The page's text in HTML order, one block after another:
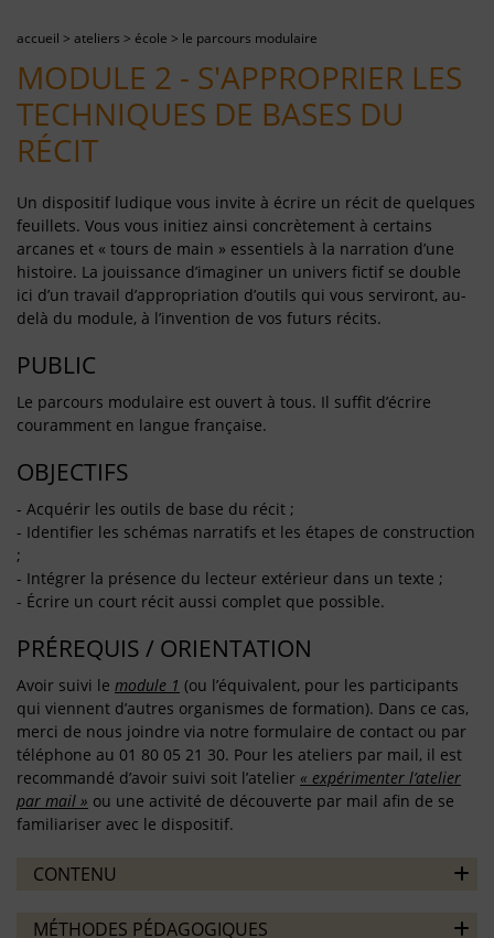
accueil > ateliers > école > le parcours modulaire
MODULE 2 - S'APPROPRIER LES
TECHNIQUES DE BASES DU
RÉCIT
Un dispositif ludique vous invite à écrire un récit de quelques
feuillets. Vous vous initiez ainsi concrètement à certains
arcanes et « tours de main » essentiels à la narration d’une
histoire. La jouissance d’imaginer un univers fictif se double
ici d’un travail d’appropriation d’outils qui vous serviront, au-
delà du module, à l’invention de vos futurs récits.
PUBLIC
Le parcours modulaire est ouvert à tous. Il suffit d’écrire
couramment en langue française.
OBJECTIFS
- Acquérir les outils de base du récit ;
- Identifier les schémas narratifs et les étapes de construction
;
- Intégrer la présence du lecteur extérieur dans un texte ;
- Écrire un court récit aussi complet que possible.
PRÉREQUIS / ORIENTATION
Avoir suivi le module 1 (ou l’équivalent, pour les participants
qui viennent d’autres organismes de formation). Dans ce cas,
merci de nous joindre via notre formulaire de contact ou par
téléphone au 01 80 05 21 30. Pour les ateliers par mail, il est
recommandé d’avoir suivi soit l’atelier « expérimenter l’atelier
par mail » ou une activité de découverte par mail afin de se
familiariser avec le dispositif.
CONTENU
MÉTHODES PÉDAGOGIQUES